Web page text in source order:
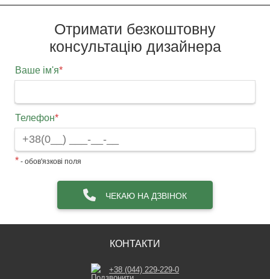
Отримати безкоштовну
консультацію дизайнера
Ваше ім'я*
Телефон*
* - обов'язкові поля
ЧЕКАЮ НА ДЗВІНОК
КОНТАКТИ
+38 (044) 229-229-0